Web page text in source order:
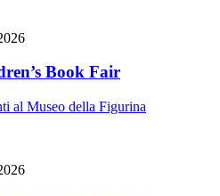
Book Fair